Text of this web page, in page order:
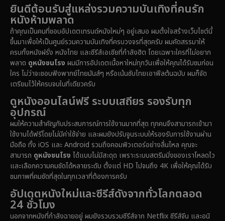
Disaster
Disney+ (5)
Documentary สารคดี (91)
Dystopian
Emotional (61)
Epic มหากาพย์ (222)
Family ครอบครัว
1985
1983
1982
1981
1971
1962 1953
ยินดีต้อนรับสู่แหล่งรวมความบันเทิงที่คนรัก
หนังห้ามพลาด
ถ้าคุณเป็นคนที่ชอบอัปเดตเทรนด์หนังใหม่ๆ อยู่เสมอ ผมตั้งใจสร้างเว็บไซต์นี้
ขึ้นมาเพื่อให้เป็นศูนย์รวมความบันเทิงที่ครบวงจรที่สุดครับ ผมคัดสรรมาให้
ครบทั้งหนังฝรั่ง หนังไทย และซีรีส์เอเชียที่กำลังฮิต โดยเฉพาะใครที่ไม่อยาก
พลาด ดูหนังชนโรง ผมมีการอัปเดตเนื้อหาใหม่ทุกวันเพื่อให้คุณได้รับชมก่อน
ใคร ไม่ว่าจะชอบฟังพากย์ไทยมันส์ๆ หรือเน้นซับไทยเอาฟีลต้นฉบับ ผมก็จัด
เตรียมไว้ให้ครบจบในที่เดียวครับ
ดูหนังออนไลน์ฟรี ระบบเสถียร รองรับทุก
อุปกรณ์
ผมให้ความสำคัญกับประสบการณ์การใช้งานมากที่สุด ทุกคนจึงสามารถเข้ามา
ใช้งานได้ฟรีโดยไม่มีค่าใช้จ่าย และผมยังปรับจูนระบบให้รองรับการใช้งานผ่าน
มือถือ ทั้ง iOS และ Android รวมถึงคอมพิวเตอร์อย่างลื่นไหล คุณจะ
สามารถ ดูหนังชนโรง ได้แบบไม่มีสะดุด เพราะระบบสตรีมมิ่งของเราโหลดไว
และเลือกความคมชัดได้หลายระดับ ตั้งแต่ HD ไปจนถึง 4K เพื่อให้คุณได้รับ
ชมภาพที่คมชัดที่สุดในทุกเวลาที่ต้องการครับ
อัปเดตหนังใหม่และซีรีส์ดังจากทั่วโลกตลอด
24 ชั่วโมง
นอกจากหนังที่กำลังฉายอยู่ ผมยังรวบรวมซีรีส์จาก Netflix ซีรีส์จีน และอนิ